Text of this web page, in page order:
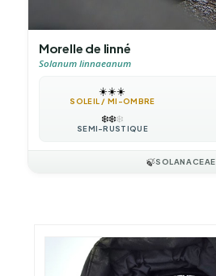
Morelle de linné
Solanum linnaeanum
☀️☀️☀️
SOLEIL / MI-OMBRE
❄️❄️❄️
SEMI-RUSTIQUE
🍃SOLANACEAE